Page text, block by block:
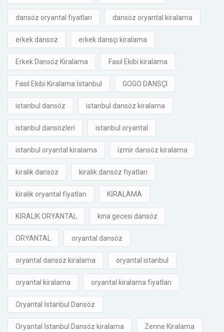
dansöz oryantal fiyatları dansöz oryantal kiralama
erkek dansoz erkek dansçı kiralama
Erkek Dansöz Kiralama Fasıl Ekibi kiralama
Fasıl Ekibi Kiralama İstanbul GOGO DANSÇI
istanbul dansöz istanbul dansöz kiralama
istanbul dansözleri istanbul oryantal
istanbul oryantal kiralama izmir dansöz kiralama
kiralık dansöz kiralık dansöz fiyatları
kiralık oryantal fiyatları KİRALAMA
KİRALIK ORYANTAL kına gecesi dansöz
ORYANTAL oryantal dansöz
oryantal dansöz kiralama oryantal istanbul
oryantal kiralama oryantal kiralama fiyatları
Oryantal İstanbul Dansöz
Oryantal İstanbul Dansöz kiralama Zenne Kiralama